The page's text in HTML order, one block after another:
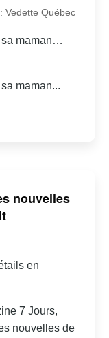
Vedette Québec
sa maman…
maman...
nouvelles
en
7 Jours,
nouvelles de